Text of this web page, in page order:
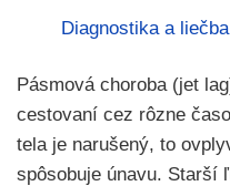
Diagnostika a liečba
Pásmová choroba (jet
cestovaní cez rôzne
tela je narušený, to
spôsobuje únavu. Starší